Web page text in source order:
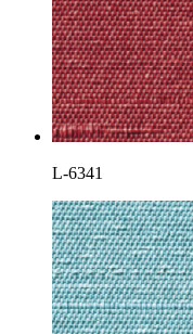
L-6341